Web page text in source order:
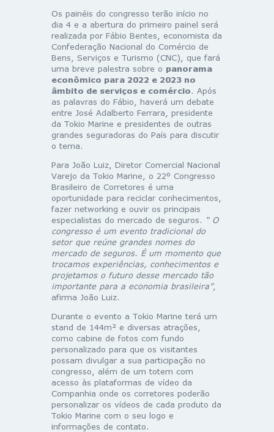
Os painéis do congresso terão início no
dia 4 e a abertura do primeiro painel será
realizada por Fábio Bentes, economista da
Confederação Nacional do Comércio de
Bens, Serviços e Turismo (CNC), que fará
uma breve palestra sobre o panorama
econômico para 2022 e 2023 no
âmbito de serviços e comércio. Após
as palavras do Fábio, haverá um debate
entre José Adalberto Ferrara, presidente
da Tokio Marine e presidentes de outras
grandes seguradoras do País para discutir
o tema.
Para João Luiz, Diretor Comercial Nacional
Varejo da Tokio Marine, o 22º Congresso
Brasileiro de Corretores é uma
oportunidade para reciclar conhecimentos,
fazer networking e ouvir os principais
especialistas do mercado de seguros. “ O
congresso é um evento tradicional do
setor que reúne grandes nomes do
mercado de seguros. É um momento que
trocamos experiências, conhecimentos e
projetamos o futuro desse mercado tão
importante para a economia brasileira”,
afirma João Luiz.
Durante o evento a Tokio Marine terá um
stand de 144m² e diversas atrações,
como cabine de fotos com fundo
personalizado para que os visitantes
possam divulgar a sua participação no
congresso, além de um totem com
acesso às plataformas de vídeo da
Companhia onde os corretores poderão
personalizar os vídeos de cada produto da
Tokio Marine com o seu logo e
informações de contato.